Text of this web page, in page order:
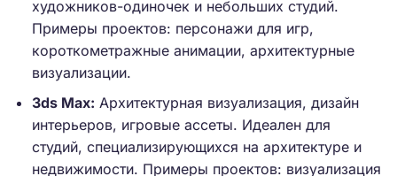
художников-одиночек и небольших студий.
Примеры проектов: персонажи для игр,
короткометражные анимации, архитектурные
визуализации.
3ds Max: Архитектурная визуализация, дизайн
интерьеров, игровые ассеты. Идеален для
студий, специализирующихся на архитектуре и
недвижимости. Примеры проектов: визуализация